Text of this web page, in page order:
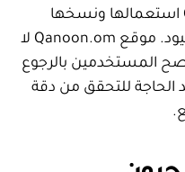
لمستخدمي موقع Qanoon.om استعمالها ونسخها
ونشرها وترجمتها مجانا ودون قيود. موقع Qanoon.om لا
المستخدمين بالرجوع
الحاجة للتحقق من دقة